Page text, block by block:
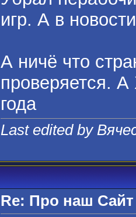
игр. А в
А ничё что
проверяется.
года
Last edited by
Re: Про наш Сайт